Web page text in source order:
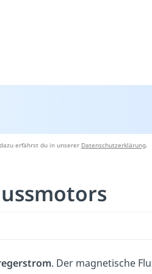
erfährst du in unserer Datenschutzerklärung.
. Der magnetische